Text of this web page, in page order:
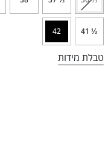
⅓ 41
42
טבלת מידות